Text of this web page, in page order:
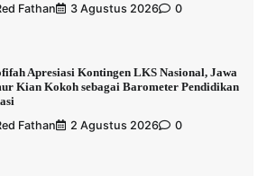
Fathan
3 Agustus 2026 0
Apresiasi Kontingen LKS Nasional, Jawa
Kian Kokoh sebagai Barometer Pendidikan
Fathan
2 Agustus 2026 0